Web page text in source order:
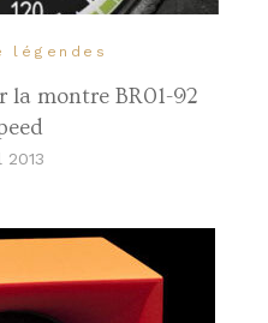
légendes
la montre BR01-92
2013